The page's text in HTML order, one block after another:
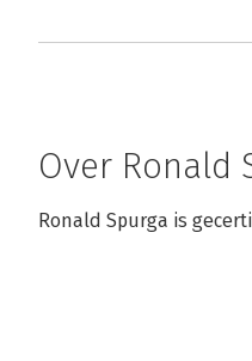
Over Ronald
Ronald Spurga is